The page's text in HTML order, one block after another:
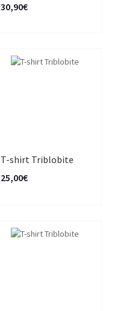
30,90€
T-shirt Triblobite
25,00€